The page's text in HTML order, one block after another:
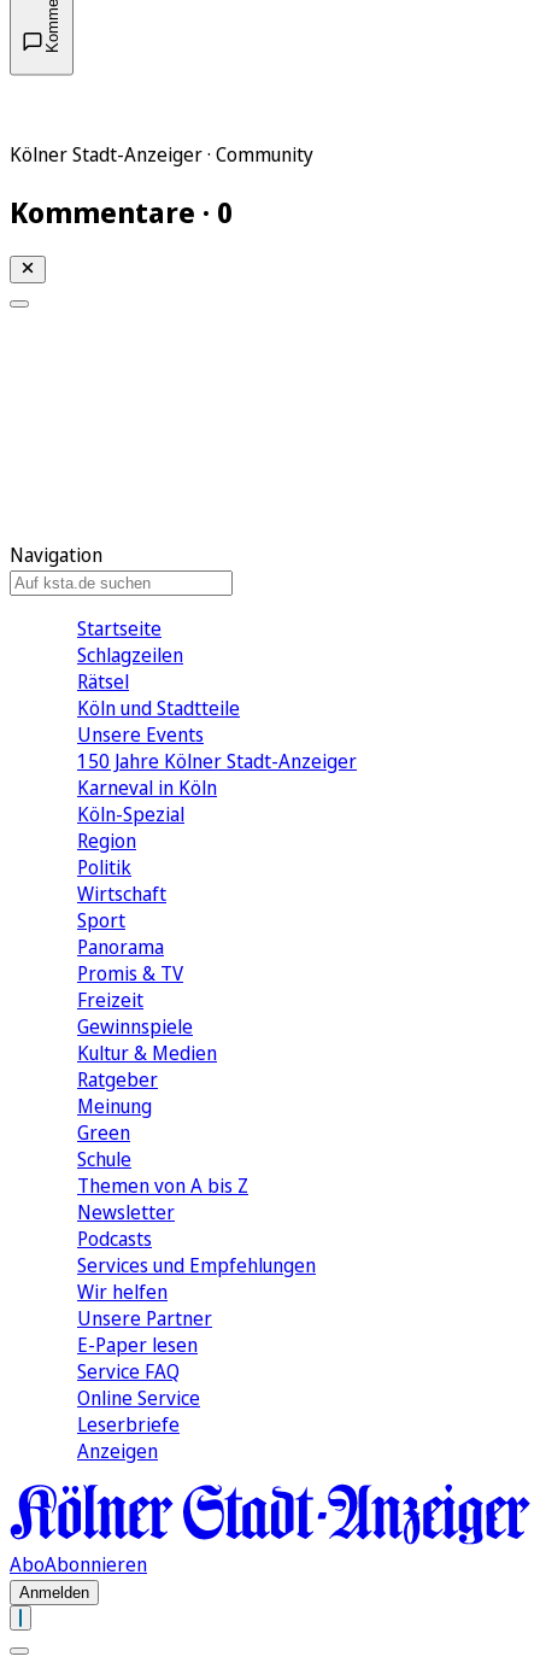
Kölner Stadt-Anzeiger · Community
Kommentare · 0
Navigation
Startseite
Schlagzeilen
Rätsel
Köln und Stadtteile
Unsere Events
150 Jahre Kölner Stadt-Anzeiger
Karneval in Köln
Köln-Spezial
Region
Politik
Wirtschaft
Sport
Panorama
Promis & TV
Freizeit
Gewinnspiele
Kultur & Medien
Ratgeber
Meinung
Green
Schule
Themen von A bis Z
Newsletter
Podcasts
Services und Empfehlungen
Wir helfen
Unsere Partner
E-Paper lesen
Service FAQ
Online Service
Leserbriefe
Anzeigen
AboAbonnieren
Anmelden